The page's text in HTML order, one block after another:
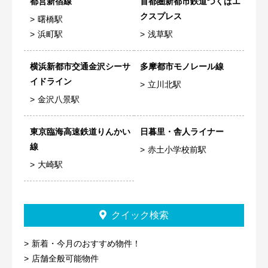
曙橋駅
浜町駅
クスプレス
浅草駅
横浜新都市交通金沢シーサ
イドライン
金沢八景駅
多摩都市モノレール線
立川北駅
東京臨海高速鉄道りんかい
線
大崎駅
日暮里・舎人ライナー
赤土小学校前駅
クイック検索
新着・今月のおすすめ物件！
店舗全般可能物件